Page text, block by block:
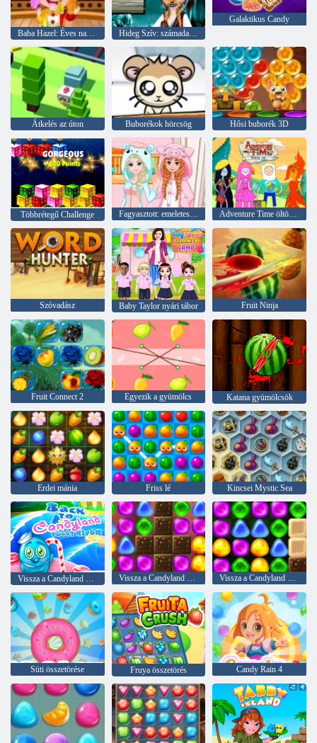
Baba Hazel: Éves nap az iskolában Hideg Szív: számadatokat Anna arcán a Halloween
Galaktikus Candy
Átkelés az úton Buborékok hörcsög Hősi buborék 3D
Többrétegű Challenge Fagyasztott: emeletes ágy Adventure Time öltöztetős
Szóvadász Baby Taylor nyári tábor Fruit Ninja
Fruit Connect 2 Egyezik a gyümölcs Katana gyümölcsök
Erdei mánia Friss lé Kincsei Mystic Sea
Vissza a Candyland Sweet Riverbe Vissza a Candyland 2 -hez Vissza a Candyland 4 -hez: nyalóka kert
Süti összetörése Fruya összetörés Candy Rain 4